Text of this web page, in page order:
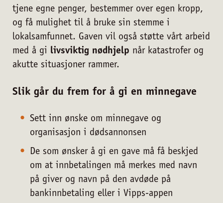
tjene egne penger, bestemmer over egen kropp,
og få mulighet til å bruke sin stemme i
lokalsamfunnet. Gaven vil også støtte vårt arbeid
med å gi livsviktig nødhjelp når katastrofer og
akutte situasjoner rammer.
Slik går du frem for å gi en minnegave
Sett inn ønske om minnegave og
organisasjon i dødsannonsen
De som ønsker å gi en gave må få beskjed
om at innbetalingen må merkes med navn
på giver og navn på den avdøde på
bankinnbetaling eller i Vipps-appen